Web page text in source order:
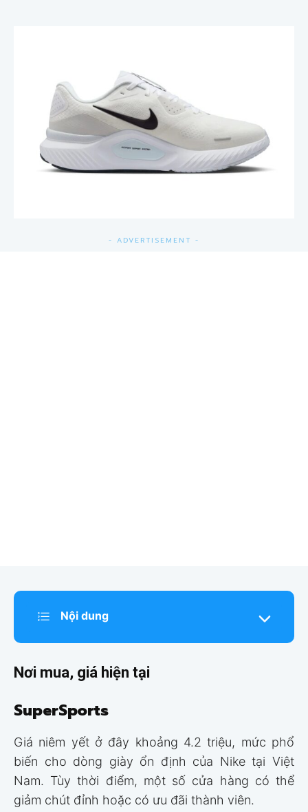
- ADVERTISEMENT -
Nội dung
Nơi mua, giá hiện tại
SuperSports
Giá niêm yết ở đây khoảng 4.2 triệu, mức phổ
biến cho dòng giày ổn định của Nike tại Việt
Nam. Tùy thời điểm, một số cửa hàng có thể
giảm chút đỉnh hoặc có ưu đãi thành viên.